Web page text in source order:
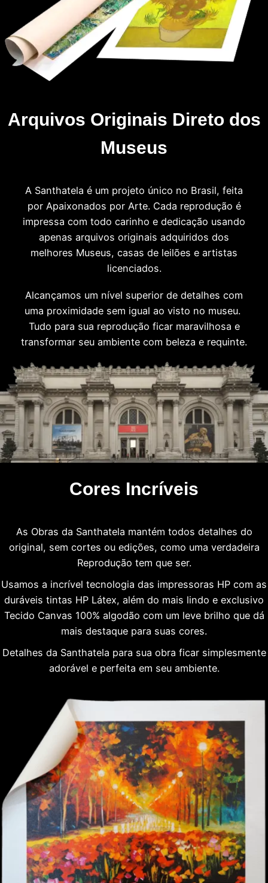
Arquivos Originais Direto dos
Museus
A Santhatela é um projeto único no Brasil, feita
por Apaixonados por Arte. Cada reprodução é
impressa com todo carinho e dedicação usando
apenas arquivos originais adquiridos dos
melhores Museus, casas de leilões e artistas
licenciados.
Alcançamos um nível superior de detalhes com
uma proximidade sem igual ao visto no museu.
Tudo para sua reprodução ficar maravilhosa e
transformar seu ambiente com beleza e requinte.
Cores Incríveis
As Obras da Santhatela mantém todos detalhes do
original, sem cortes ou edições, como uma verdadeira
Reprodução tem que ser.
Usamos a incrível tecnologia das impressoras HP com as
duráveis tintas HP Látex, além do mais lindo e exclusivo
Tecido Canvas 100% algodão com um leve brilho que dá
mais destaque para suas cores.
Detalhes da Santhatela para sua obra ficar simplesmente
adorável e perfeita em seu ambiente.